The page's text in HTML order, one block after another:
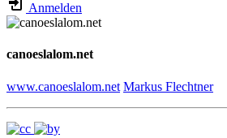
Anmelden
canoeslalom.net
www.canoeslalom.net Markus Flechtner